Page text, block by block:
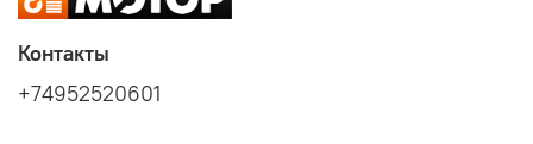
Контакты
+74952520601